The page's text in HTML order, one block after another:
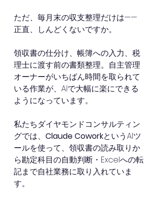
ただ、毎月末の収支整理だけは——
正直、しんどくないですか。
領収書の仕分け、帳簿への入力、税
理士に渡す前の書類整理。自主管理
オーナーがいちばん時間を取られて
いる作業が、AIで大幅に楽にできる
ようになっています。
私たちダイヤモンドコンサルティン
グでは、 Claude CoworkというAIツ
ールを使って、領収書の読み取りか
ら勘定科目の自動判断・Excelへの転
記まで自社業務に取り入れていま
す。